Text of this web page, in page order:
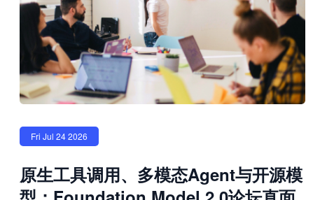
Fri Jul 24 2026
原生工具调用、多模态Agent与开源模